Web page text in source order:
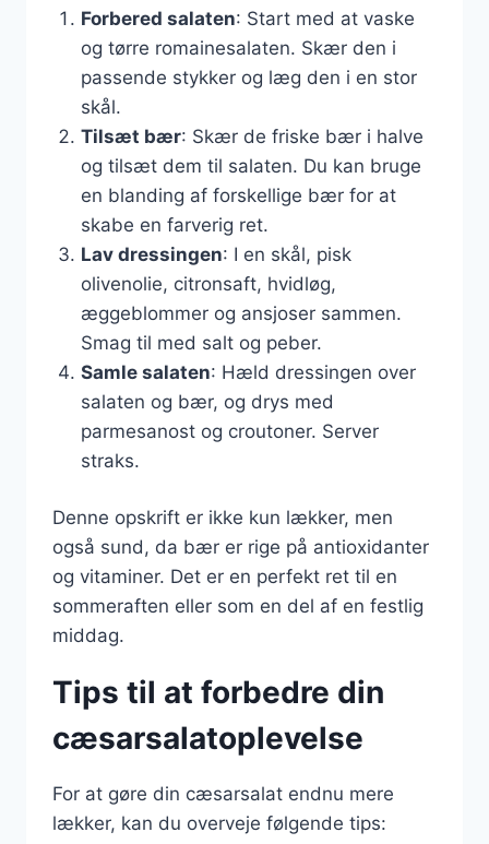
Forbered salaten: Start med at vaske
og tørre romainesalaten. Skær den i
passende stykker og læg den i en stor
skål.
Tilsæt bær: Skær de friske bær i halve
og tilsæt dem til salaten. Du kan bruge
en blanding af forskellige bær for at
skabe en farverig ret.
Lav dressingen: I en skål, pisk
olivenolie, citronsaft, hvidløg,
æggeblommer og ansjoser sammen.
Smag til med salt og peber.
Samle salaten: Hæld dressingen over
salaten og bær, og drys med
parmesanost og croutoner. Server
straks.
Denne opskrift er ikke kun lækker, men
også sund, da bær er rige på antioxidanter
og vitaminer. Det er en perfekt ret til en
sommeraften eller som en del af en festlig
middag.
Tips til at forbedre din
cæsarsalatoplevelse
For at gøre din cæsarsalat endnu mere
lækker, kan du overveje følgende tips: